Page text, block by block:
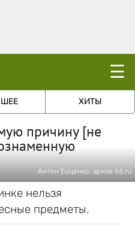
☰
ХИТЫ
причину [не
Антон Буценко; архив 66.ru
нельзя
предметы.